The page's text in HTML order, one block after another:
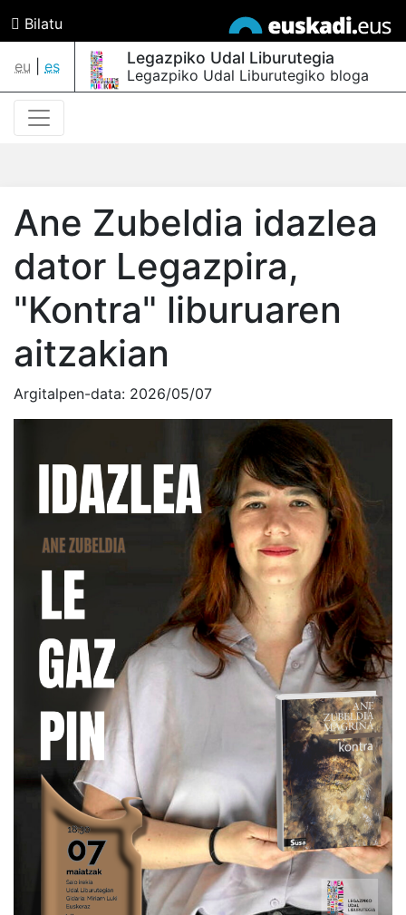
Bilatu
eu es Legazpiko Udal Liburutegia
Legazpiko Udal Liburutegiko bloga
Ane Zubeldia idazlea
dator Legazpira,
"Kontra" liburuaren
aitzakian
Argitalpen-data: 2026/05/07